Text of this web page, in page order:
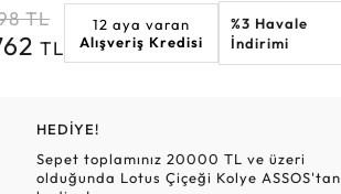
Elmas Bilezikler
Altın Tesbihler
Altın Hasır Setler
Violet Burç
TL
TL
12 aya varan
Alışveriş Kredisi
%3 Havale
İndirimi
HEDİYE!
Sepet toplamınız 20000 TL ve üzeri
olduğunda Lotus Çiçeği Kolye ASSOS'tan